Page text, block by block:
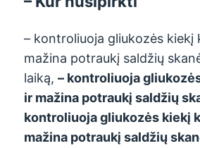
– kontroliuoja gliukozės kiekį
mažina potraukį saldžių
laiką,– kontroliuoja
ir mažina potraukį saldžių
kontroliuoja gliukozės kiekį
mažina potraukį saldžių